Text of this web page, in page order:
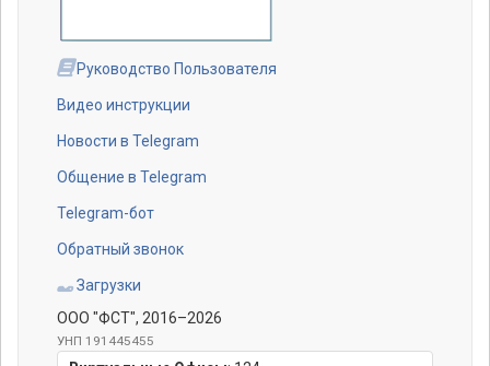
Руководство Пользователя
Видео инструкции
Новости в Telegram
Общение в Telegram
Telegram-бот
Обратный звонок
Загрузки
ООО "ФСТ", 2016–2026
УНП 191445455